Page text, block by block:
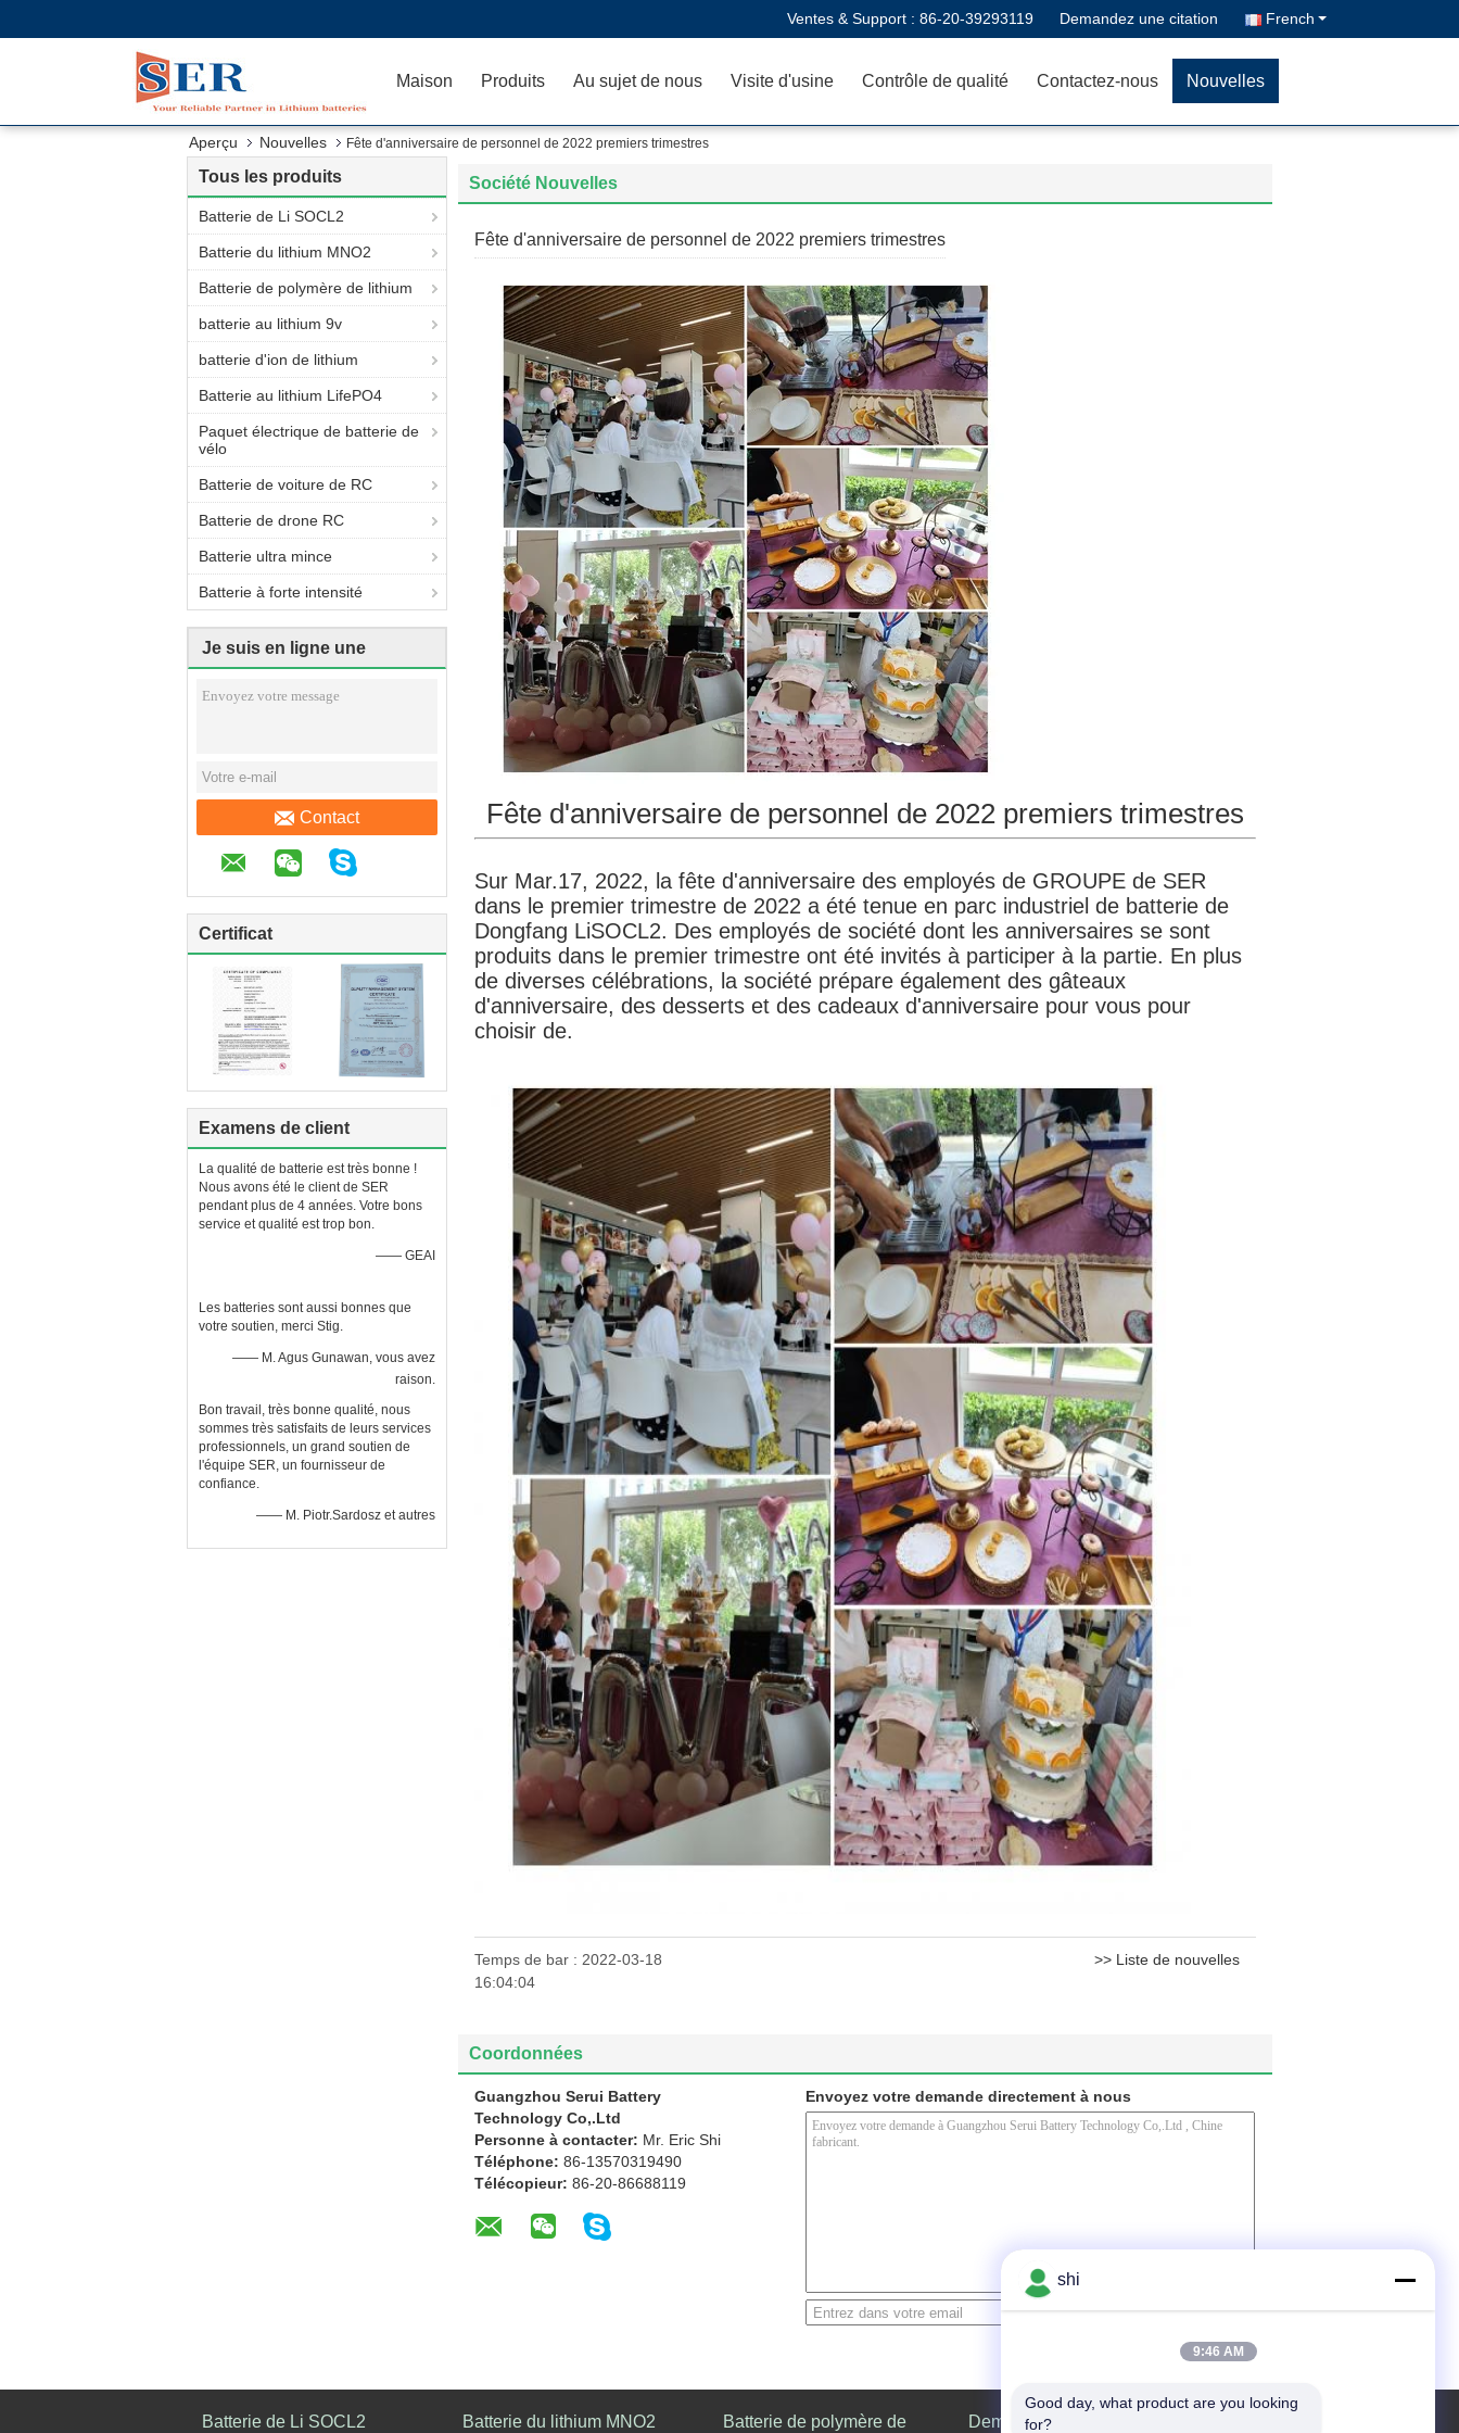
Ventes & Support : 86-20-39293119 Demandez une citation French
Maison Produits Au sujet de nous Visite d'usine Contrôle de qualité Contactez-nous Nouvelles
Aperçu Nouvelles Fête d'anniversaire de personnel de 2022 premiers trimestres
Tous les produits
Batterie de Li SOCL2
Batterie du lithium MNO2
Batterie de polymère de lithium
batterie au lithium 9v
batterie d'ion de lithium
Batterie au lithium LifePO4
Paquet électrique de batterie de
vélo
Batterie de voiture de RC
Batterie de drone RC
Batterie ultra mince
Batterie à forte intensité
Je suis en ligne une
Contact
Certificat
Examens de client
La qualité de batterie est très bonne !
Nous avons été le client de SER
pendant plus de 4 années. Votre bons
service et qualité est trop bon.
—— GEAI
Les batteries sont aussi bonnes que
votre soutien, merci Stig.
—— M. Agus Gunawan, vous avez
raison.
Bon travail, très bonne qualité, nous
sommes très satisfaits de leurs services
professionnels, un grand soutien de
l'équipe SER, un fournisseur de
confiance.
—— M. Piotr.Sardosz et autres
Société Nouvelles
Fête d'anniversaire de personnel de 2022 premiers trimestres
Fête d'anniversaire de personnel de 2022 premiers trimestres
Sur Mar.17, 2022, la fête d'anniversaire des employés de GROUPE de SER
dans le premier trimestre de 2022 a été tenue en parc industriel de batterie de
Dongfang LiSOCL2. Des employés de société dont les anniversaires se sont
produits dans le premier trimestre ont été invités à participer à la partie. En plus
de diverses célébrations, la société prépare également des gâteaux
d'anniversaire, des desserts et des cadeaux d'anniversaire pour vous pour
choisir de.
Temps de bar : 2022-03-18
16:04:04
>> Liste de nouvelles
Coordonnées
Guangzhou Serui Battery
Technology Co,.Ltd
Personne à contacter: Mr. Eric Shi
Téléphone: 86-13570319490
Télécopieur: 86-20-86688119
Envoyez votre demande directement à nous
Contact
Batterie de Li SOCL2 Batterie du lithium MNO2 Batterie de polymère de Demande de soumission
shi
9:46 AM
Good day, what product are you looking
for?